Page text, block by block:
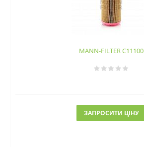
MANN-FILTER C11100
ЗАПРОСИТИ ЦІНУ